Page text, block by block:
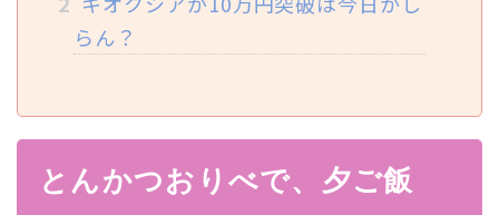
らん？
とんかつおりべで、夕ご飯